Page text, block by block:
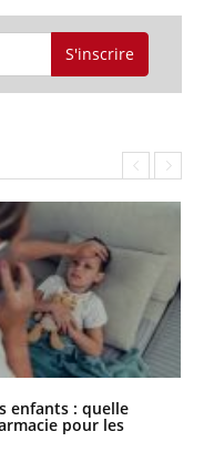
S'inscrire
enfants : quelle
pour les